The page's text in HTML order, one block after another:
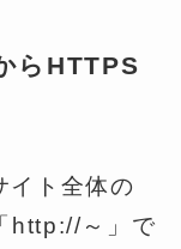
らHTTPS
イト全体の
http://～」で